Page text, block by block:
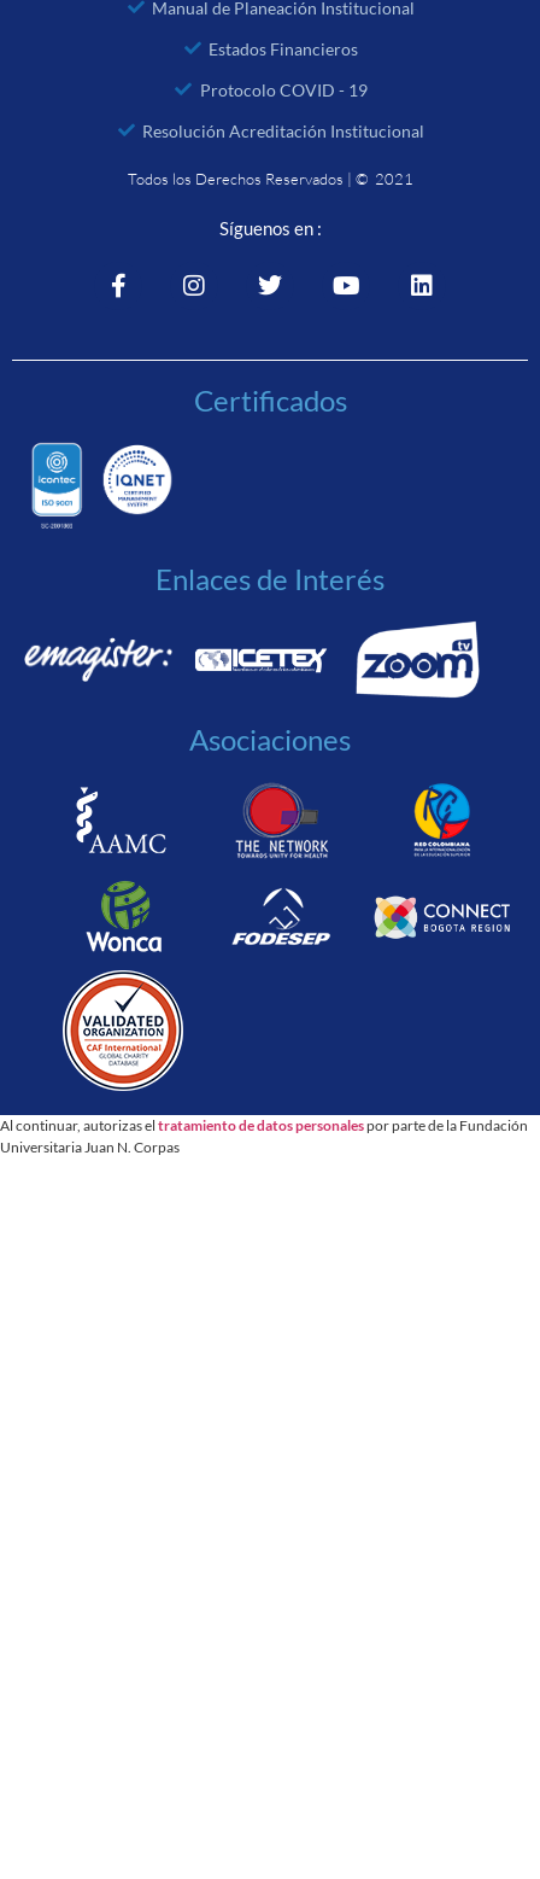
Manual de Planeación Institucional
Estados Financieros
Protocolo COVID - 19
Resolución Acreditación Institucional
Todos los Derechos Reservados | © 2021
Síguenos en :
Certificados
Enlaces de Interés
Asociaciones
Al continuar, autorizas el tratamiento de datos personalespor parte de la Fundación
Universitaria Juan N. Corpas